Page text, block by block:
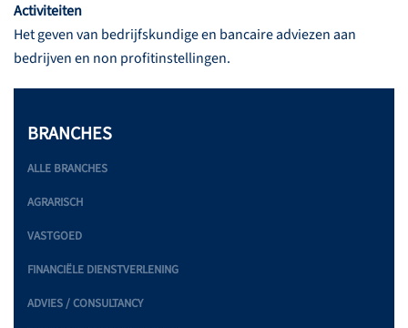
Activiteiten
Het geven van bedrijfskundige en bancaire adviezen aan
bedrijven en non profitinstellingen.
BRANCHES
ALLE BRANCHES
AGRARISCH
VASTGOED
FINANCIËLE DIENSTVERLENING
ADVIES / CONSULTANCY